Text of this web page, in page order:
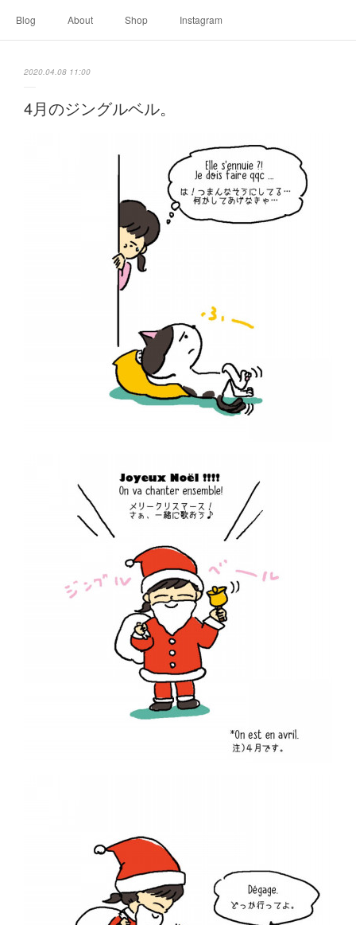
Blog About Shop Instagram
2020.04.08 11:00
4月のジングルベル。